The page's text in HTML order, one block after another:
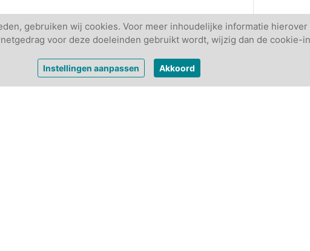
gebruiken wij cookies. Voor meer inhoudelijke informatie
voor deze doeleinden gebruikt wordt, wijzig dan de cookie-
Instellingen aanpassen Akkoord